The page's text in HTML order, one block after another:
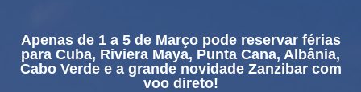
Apenas de 1 a 5 de Março pode reservar férias
para Cuba, Riviera Maya, Punta Cana, Albânia,
Cabo Verde e a grande novidade Zanzibar com
voo direto!